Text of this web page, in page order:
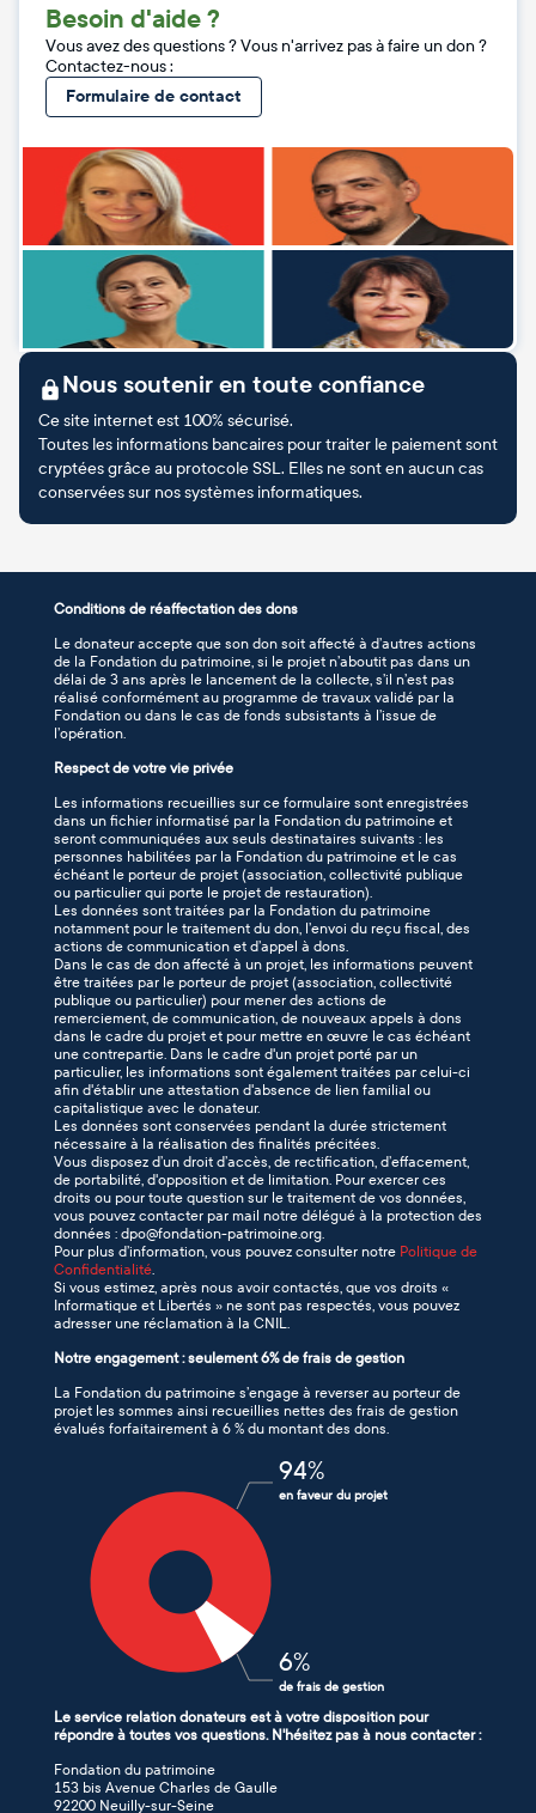
Besoin d'aide ?
Vous avez des questions ? Vous n'arrivez pas à faire un don ?
Contactez-nous :
Formulaire de contact
Nous soutenir en toute confiance
Ce site internet est 100% sécurisé.
Toutes les informations bancaires pour traiter le paiement sont
cryptées grâce au protocole SSL. Elles ne sont en aucun cas
conservées sur nos systèmes informatiques.
Conditions de réaffectation des dons
Le donateur accepte que son don soit affecté à d’autres actions
de la Fondation du patrimoine, si le projet n’aboutit pas dans un
délai de 3 ans après le lancement de la collecte, s’il n’est pas
réalisé conformément au programme de travaux validé par la
Fondation ou dans le cas de fonds subsistants à l’issue de
l’opération.
Respect de votre vie privée
Les informations recueillies sur ce formulaire sont enregistrées
dans un fichier informatisé par la Fondation du patrimoine et
seront communiquées aux seuls destinataires suivants : les
personnes habilitées par la Fondation du patrimoine et le cas
échéant le porteur de projet (association, collectivité publique
ou particulier qui porte le projet de restauration).
Les données sont traitées par la Fondation du patrimoine
notamment pour le traitement du don, l’envoi du reçu fiscal, des
actions de communication et d’appel à dons.
Dans le cas de don affecté à un projet, les informations peuvent
être traitées par le porteur de projet (association, collectivité
publique ou particulier) pour mener des actions de
remerciement, de communication, de nouveaux appels à dons
dans le cadre du projet et pour mettre en œuvre le cas échéant
une contrepartie. Dans le cadre d'un projet porté par un
particulier, les informations sont également traitées par celui-ci
afin d'établir une attestation d'absence de lien familial ou
capitalistique avec le donateur.
Les données sont conservées pendant la durée strictement
nécessaire à la réalisation des finalités précitées.
Vous disposez d’un droit d’accès, de rectification, d’effacement,
de portabilité, d'opposition et de limitation. Pour exercer ces
droits ou pour toute question sur le traitement de vos données,
vous pouvez contacter par mail notre délégué à la protection des
données : dpo@fondation-patrimoine.org.
Pour plus d’information, vous pouvez consulter notre Politique de
Confidentialité
Si vous estimez, après nous avoir contactés, que vos droits «
Informatique et Libertés » ne sont pas respectés, vous pouvez
adresser une réclamation à la CNIL.
Notre engagement : seulement 6% de frais de gestion
La Fondation du patrimoine s’engage à reverser au porteur de
projet les sommes ainsi recueillies nettes des frais de gestion
évalués forfaitairement à 6 % du montant des dons.
94%
en faveur du projet
6%
de frais de gestion
Le service relation donateurs est à votre disposition pour
répondre à toutes vos questions. N'hésitez pas à nous contacter :
Fondation du patrimoine
153 bis Avenue Charles de Gaulle
92200 Neuilly-sur-Seine